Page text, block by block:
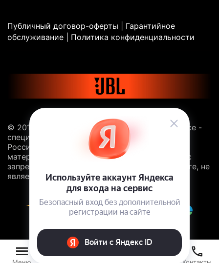
Публичный договор-оферты
Гарантийное
обслуживание |
Политика конфиденциальности
© 2013 - 2026 Sound Balance. JBL.Sound-Balance -
специализированный интернет-магазин JBL в
России. Все права защищены. Копирование
материалов с сайта без ссылки на этот ресурс
запрещено. Информация, размещённая на сайте, не
является публичной офертой.